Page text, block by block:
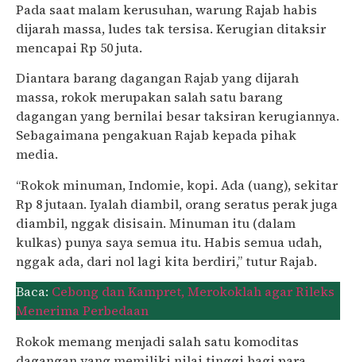
Pada saat malam kerusuhan, warung Rajab habis
dijarah massa, ludes tak tersisa. Kerugian ditaksir
mencapai Rp 50 juta.
Diantara barang dagangan Rajab yang dijarah
massa, rokok merupakan salah satu barang
dagangan yang bernilai besar taksiran kerugiannya.
Sebagaimana pengakuan Rajab kepada pihak
media.
“Rokok minuman, Indomie, kopi. Ada (uang), sekitar
Rp 8 jutaan. Iyalah diambil, orang seratus perak juga
diambil, nggak disisain. Minuman itu (dalam
kulkas) punya saya semua itu. Habis semua udah,
nggak ada, dari nol lagi kita berdiri,” tutur Rajab.
Baca: Cebong dan Kampret, Merokoklah agar Rileks
Menerima Perbedaan
Rokok memang menjadi salah satu komoditas